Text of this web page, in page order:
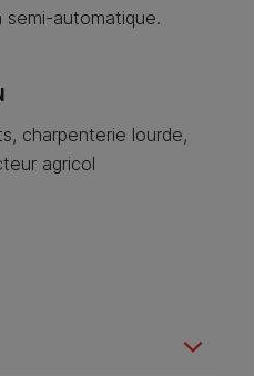
automatique.
charpenterie lourde,
agricol